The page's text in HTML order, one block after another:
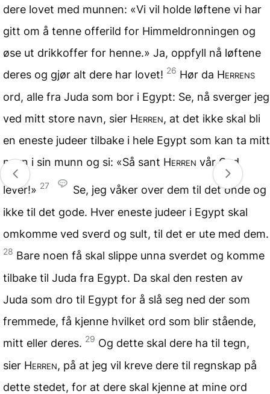
dere lovet med munnen: «Vi vil holde løftene vi har
gitt om å tenne offerild for Himmeldronningen og
øse ut drikkoffer for henne.» Ja, oppfyll nå løftene
deres og gjør alt dere har lovet! 26 Hør da Herrens
ord, alle fra Juda som bor i Egypt: Se, nå sverger jeg
ved mitt store navn, sier Herren, at det ikke skal bli
en eneste judeer tilbake i hele Egypt som kan ta mitt
navn i sin munn og si: «Så sant Herren vår Gud
lever!» 27
Se, jeg våker over dem til det onde og
ikke til det gode. Hver eneste judeer i Egypt skal
omkomme ved sverd og sult, til det er ute med dem.
28 Bare noen få skal slippe unna sverdet og komme
tilbake til Juda fra Egypt. Da skal den resten av
Juda som dro til Egypt for å slå seg ned der som
fremmede, få kjenne hvilket ord som blir stående,
mitt eller deres. 29 Og dette skal dere ha til tegn,
sier Herren, på at jeg vil kreve dere til regnskap på
dette stedet, for at dere skal kjenne at mine ord